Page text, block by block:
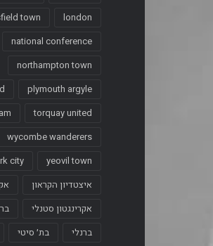
london
town
national conference
northampton town
plymouth argyle
torquay united
wycombe wanderers
yeovil town
city
איצטדיון הקראון
אקרינגטון סטנלי
ברנלי
בת׳ סיטי